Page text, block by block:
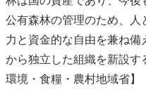
公有森林の管理のため、人
力と資金的な自由を兼ね
から独立した組織を新設す
環境・食糧・農村地域省】